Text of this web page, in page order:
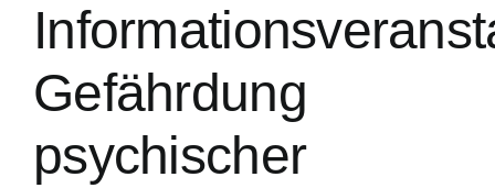
Gefährdung
psychischer